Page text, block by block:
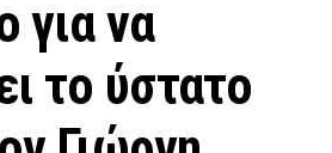
για να
το ύστατο